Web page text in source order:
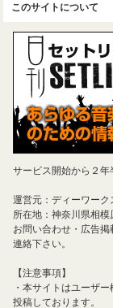
このサイトについて
サービス開始から２年
運営元：ディーワーク
所在地：神奈川県相
お問い合わせ・広告
連絡下さい。
【注意事項】
・本サイトはユーザ
投稿しております。